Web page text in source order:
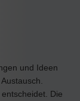
und Ideen
Die